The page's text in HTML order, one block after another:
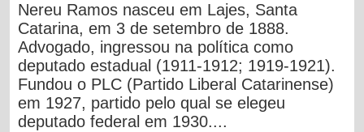
Nereu Ramos nasceu em Lajes, Santa
Catarina, em 3 de setembro de 1888.
Advogado, ingressou na política como
deputado estadual (1911-1912; 1919-1921).
Fundou o PLC (Partido Liberal Catarinense)
em 1927, partido pelo qual se elegeu
deputado federal em 1930....